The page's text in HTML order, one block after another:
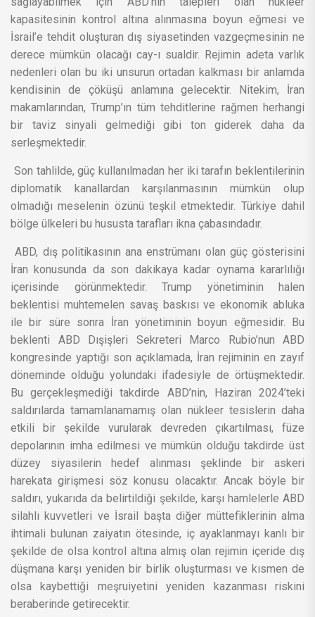
kapasitesinin kontrol altına alınmasına boyun eğmesi ve
İsrail’e tehdit oluşturan dış siyasetinden vazgeçmesinin ne
derece mümkün olacağı cay-ı sualdir. Rejimin adeta varlık
nedenleri olan bu iki unsurun ortadan kalkması bir anlamda
kendisinin de çöküşü anlamına gelecektir. Nitekim, İran
makamlarından, Trump’ın tüm tehditlerine rağmen herhangi
bir taviz sinyali gelmediği gibi ton giderek daha da
serleşmektedir.
Son tahlilde, güç kullanılmadan her iki tarafın beklentilerinin
diplomatik kanallardan karşılanmasının mümkün olup
olmadığı meselenin özünü teşkil etmektedir. Türkiye dahil
bölge ülkeleri bu hususta tarafları ikna çabasındadır.
ABD, dış politikasının ana enstrümanı olan güç gösterisini
İran konusunda da son dakikaya kadar oynama kararlılığı
içerisinde görünmektedir. Trump yönetiminin halen
beklentisi muhtemelen savaş baskısı ve ekonomik abluka
ile bir süre sonra İran yönetiminin boyun eğmesidir. Bu
beklenti ABD Dışişleri Sekreteri Marco Rubio’nun ABD
kongresinde yaptığı son açıklamada, İran rejiminin en zayıf
döneminde olduğu yolundaki ifadesiyle de örtüşmektedir.
Bu gerçekleşmediği takdirde ABD’nin, Haziran 2024’teki
saldırılarda tamamlanamamış olan nükleer tesislerin daha
etkili bir şekilde vurularak devreden çıkartılması, füze
depolarının imha edilmesi ve mümkün olduğu takdirde üst
düzey siyasilerin hedef alınması şeklinde bir askeri
harekata girişmesi söz konusu olacaktır. Ancak böyle bir
saldırı, yukarıda da belirtildiği şekilde, karşı hamlelerle ABD
silahlı kuvvetleri ve İsrail başta diğer müttefiklerinin alma
ihtimali bulunan zaiyatın ötesinde, iç ayaklanmayı kanlı bir
şekilde de olsa kontrol altına almış olan rejimin içeride dış
düşmana karşı yeniden bir birlik oluşturması ve kısmen de
olsa kaybettiği meşruiyetini yeniden kazanması riskini
beraberinde getirecektir.